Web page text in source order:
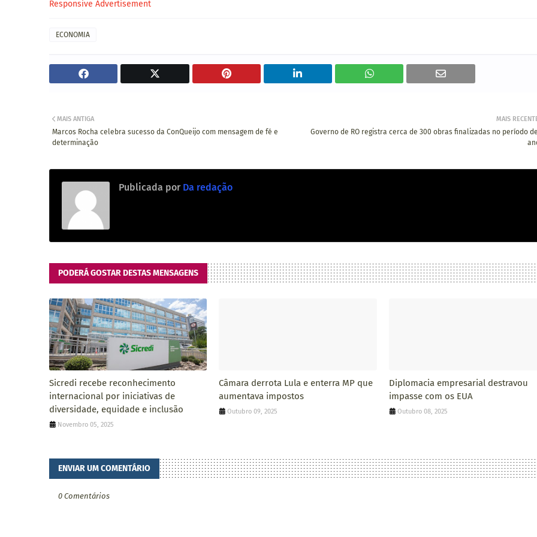
Responsive Advertisement
ECONOMIA
MAIS
Governo de RO registra cerca de 300 obras finalizadas no período
MAIS ANTIGA
Marcos Rocha celebra sucesso da ConQueijo com mensagem de fé e
determinação
Publicada por Da redação
PODERÁ GOSTAR DESTAS MENSAGENS
Sicredi recebe reconhecimento
internacional por iniciativas de
diversidade, equidade e inclusão
Novembro 05, 2025
Câmara derrota Lula e enterra MP que
aumentava impostos
Outubro 09, 2025
Diplomacia empresarial destravou
impasse com os EUA
Outubro 08, 2025
ENVIAR UM COMENTÁRIO
0 Comentários